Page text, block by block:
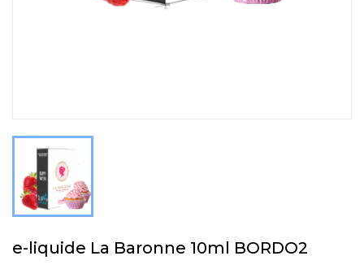
e-liquide La Baronne 10ml BORDO2